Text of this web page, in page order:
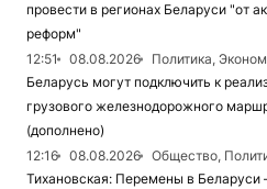
провести в регионах Беларуси "от
реформ"
12:51
08.08.2026
Политика,
Беларусь могут подключить к
грузового железнодорожного
(дополнено)
12:16
08.08.2026
Общество,
Тихановская: Перемены в